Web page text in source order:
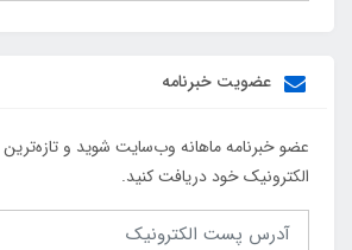
عضویت خبرنامه
عضو خبرنامه ماهانه وب‌سایت شوید و
الکترونیک خود دریافت کنید.